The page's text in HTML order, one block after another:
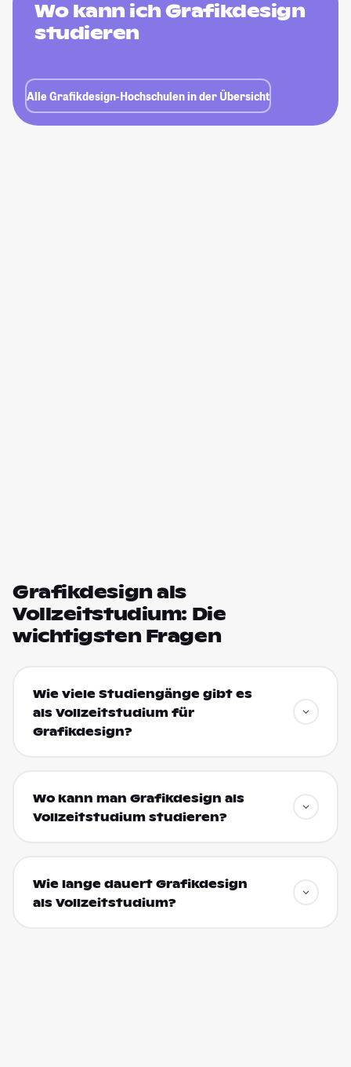
Wo kann ich Grafikdesign
studieren
Alle Grafikdesign-Hochschulen in der Übersicht
Grafikdesign als
Vollzeitstudium: Die
wichtigsten Fragen
Wie viele Studiengänge gibt es
als Vollzeitstudium für
Grafikdesign?
Wo kann man Grafikdesign als
Vollzeitstudium studieren?
Wie lange dauert Grafikdesign
als Vollzeitstudium?